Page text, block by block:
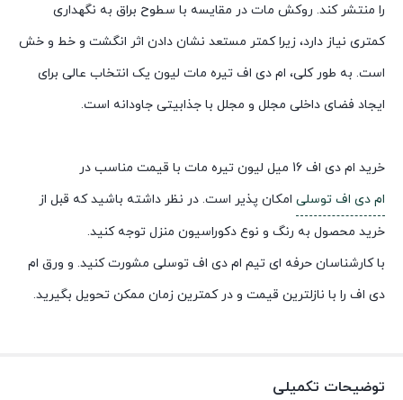
را منتشر کند. روکش مات در مقایسه با سطوح براق به نگهداری
کمتری نیاز دارد، زیرا کمتر مستعد نشان دادن اثر انگشت و خط و خش
است. به طور کلی، ام دی اف تیره مات لیون یک انتخاب عالی برای
ایجاد فضای داخلی مجلل و مجلل با جذابیتی جاودانه است.
خرید ام دی اف 16 میل لیون تیره مات با قیمت مناسب در
ام دی اف توسلی امکان پذیر است. در نظر داشته باشید که قبل از
خرید محصول به رنگ و نوع دکوراسیون منزل توجه کنید.
با کارشناسان حرفه ای تیم ام دی اف توسلی مشورت کنید. و ورق ام
دی اف را با نازلترین قیمت و در کمترین زمان ممکن تحویل بگیرید.
توضیحات تکمیلی